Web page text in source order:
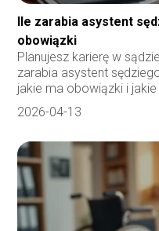
Ile zarabia asystent
obowiązki
Planujesz karierę w
zarabia asystent
jakie ma obowiązki i jakie
2026-04-13